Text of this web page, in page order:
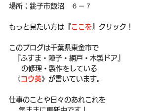
場所；銚子市飯沼　６－７
もっと見たい方は『ここを クリック！
このブログは千葉県東金市で
  『ふすま・障子・網戸・木製ドア』
     の修理・製作をしている
  《
コウ英》が書いています。
仕事のことや日々のあれこれを